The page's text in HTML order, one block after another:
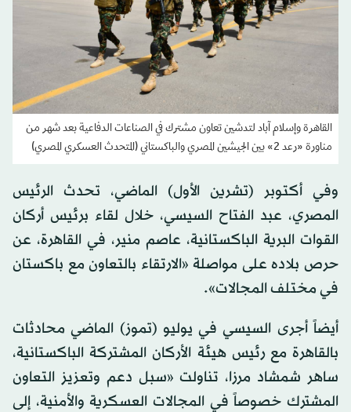
القاهرة وإسلام آباد لتدشين تعاون مشترك في الصناعات الدفاعية بعد شهر من
مناورة «رعد 2» بين الجيشين المصري والباكستاني (المتحدث العسكري المصري)
وفي أكتوبر (تشرين الأول) الماضي، تحدث الرئيس
المصري، عبد الفتاح السيسي، خلال لقاء برئيس أركان
القوات البرية الباكستانية، عاصم منير، في القاهرة، عن
حرص بلاده على مواصلة «الارتقاء بالتعاون مع باكستان
في مختلف المجالات».
أيضاً أجرى السيسي في يوليو (تموز) الماضي محادثات
بالقاهرة مع رئيس هيئة الأركان المشتركة الباكستانية،
ساهر شمشاد مرزا، تناولت «سبل دعم وتعزيز التعاون
المشترك خصوصاً في المجالات العسكرية والأمنية، إلى